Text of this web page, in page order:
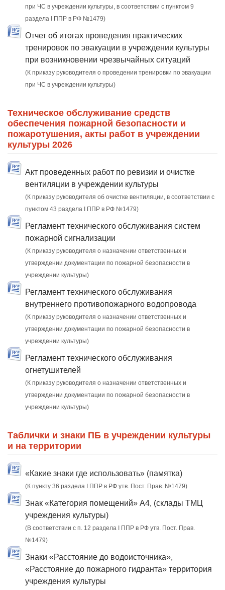
при ЧС в учреждении культуры, в соответствии с пунктом 9
раздела I ППР в РФ №1479)
Отчет об итогах проведения практических
тренировок по эвакуации в учреждении культуры
при возникновении чрезвычайных ситуаций
(К приказу руководителя о проведении тренировки по эвакуации
при ЧС в учреждении культуры)
Техническое обслуживание средств
обеспечения пожарной безопасности и
пожаротушения, акты работ в учреждении
культуры 2026
Акт проведенных работ по ревизии и очистке
вентиляции в учреждении культуры
(К приказу руководителя об очистке вентиляции, в соответствии с
пунктом 43 раздела I ППР в РФ №1479)
Регламент технического обслуживания систем
пожарной сигнализации
(К приказу руководителя о назначении ответственных и
утверждении документации по пожарной безопасности в
учреждении культуры)
Регламент технического обслуживания
внутреннего противопожарного водопровода
(К приказу руководителя о назначении ответственных и
утверждении документации по пожарной безопасности в
учреждении культуры)
Регламент технического обслуживания
огнетушителей
(К приказу руководителя о назначении ответственных и
утверждении документации по пожарной безопасности в
учреждении культуры)
Таблички и знаки ПБ в учреждении культуры
и на территории
«Какие знаки где использовать» (памятка)
(К пункту 36 раздела I ППР в РФ утв. Пост. Прав. №1479)
Знак «Категория помещений» А4, (склады ТМЦ
учреждения культуры)
(В соответствии с п. 12 раздела I ППР в РФ утв. Пост. Прав.
№1479)
Знаки «Расстояние до водоисточника»,
«Расстояние до пожарного гидранта» территория
учреждения культуры